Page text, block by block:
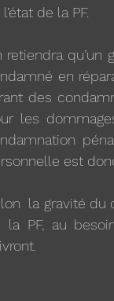
de la PF.
retiendra
en
des
les
est
la gravité du
la PF, au